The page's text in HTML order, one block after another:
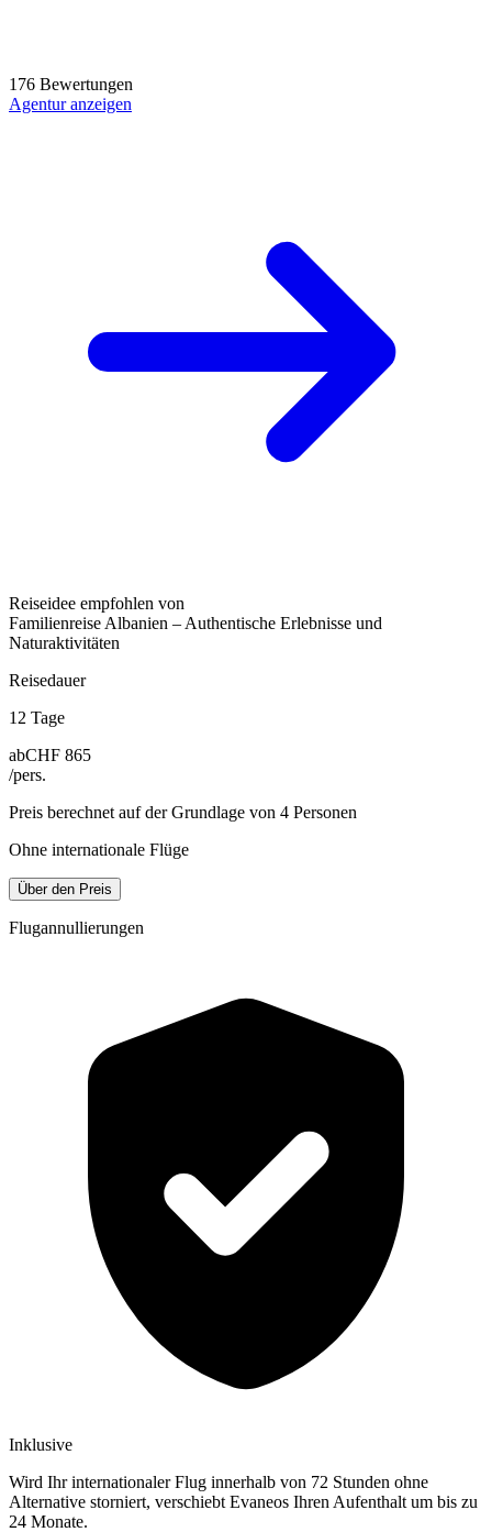
176 Bewertungen
Agentur anzeigen
Reiseidee empfohlen von
Familienreise Albanien – Authentische Erlebnisse und
Naturaktivitäten
Reisedauer
12 Tage
abCHF 865
/pers.
Preis berechnet auf der Grundlage von 4 Personen
Ohne internationale Flüge
Über den Preis
Flugannullierungen
Inklusive
Wird Ihr internationaler Flug innerhalb von 72 Stunden ohne
Alternative storniert, verschiebt Evaneos Ihren Aufenthalt um bis zu
24 Monate.